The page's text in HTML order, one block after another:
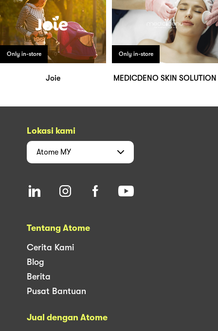
Only in-store
Joie
Only in-store
MEDICDENO SKIN SOLUTION
Lokasi kami
Atome MY
Tentang Atome
Cerita Kami
Blog
Berita
Pusat Bantuan
Jual dengan Atome